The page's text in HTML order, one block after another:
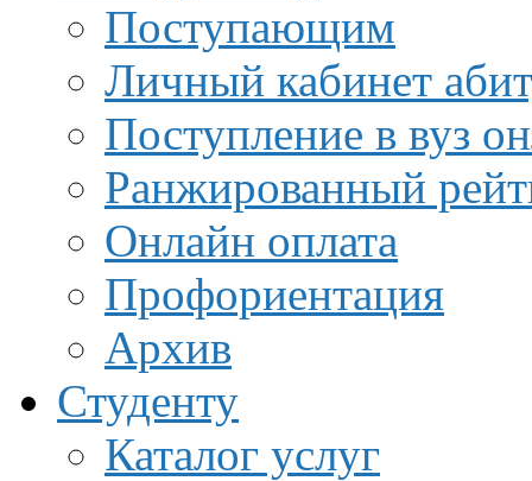
Поступающим
Личный кабинет
Поступление в вуз
Ранжированный
Онлайн оплата
Профориентация
Архив
Студенту
Каталог услуг